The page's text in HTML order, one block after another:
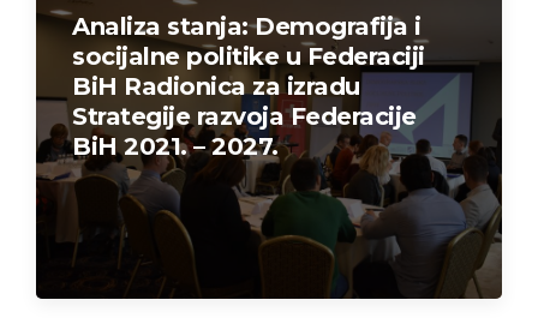
Analiza stanja: Demografija i
socijalne politike u Federaciji
BiH Radionica za izradu
Strategije razvoja Federacije
BiH 2021. – 2027.